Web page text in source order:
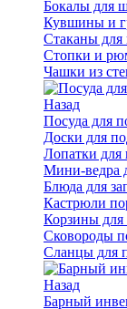
Бокалы для
Кувшины и
Стаканы для
Стопки и
Чашки из
Назад
Посуда для
Доски для
Лопатки для
Мини-ведра
Блюда для
Кастрюли
Корзины для
Сковороды
Сланцы для
Назад
Барный